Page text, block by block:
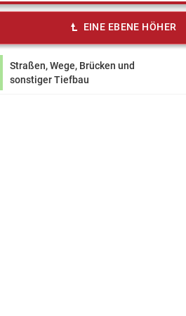
EINE EBENE HÖHER
Straßen, Wege, Brücken und
sonstiger Tiefbau